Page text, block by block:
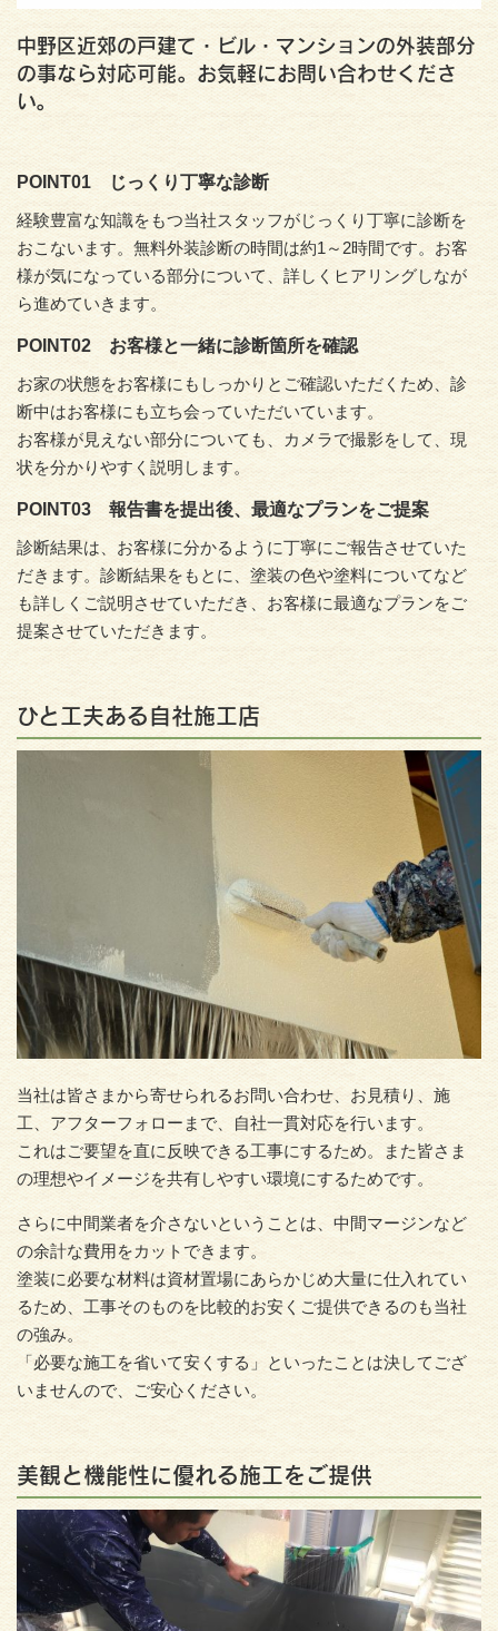
中野区近郊の戸建て・ビル・マンションの外装部分
の事なら対応可能。お気軽にお問い合わせくださ
い。
POINT01
じっくり丁寧な診断
経験豊富な知識をもつ当社スタッフがじっくり丁寧に診断を
おこないます。無料外装診断の時間は約1～2時間です。お客
様が気になっている部分について、詳しくヒアリングしなが
ら進めていきます。
POINT02 お客様と一緒に診断箇所を確認
お家の状態をお客様にもしっかりとご確認いただくため、診
断中はお客様にも立ち会っていただいています。
お客様が見えない部分についても、カメラで撮影をして、現
状を分かりやすく説明します。
POINT03 報告書を提出後、最適なプランをご提案
診断結果は、お客様に分かるように丁寧にご報告させていた
だきます。診断結果をもとに、塗装の色や塗料についてなど
も詳しくご説明させていただき、お客様に最適なプランをご
提案させていただきます。
ひと工夫ある自社施工店
当社は皆さまから寄せられるお問い合わせ、お見積り、施
工、アフターフォローまで、自社一貫対応を行います。
これはご要望を直に反映できる工事にするため。また皆さま
の理想やイメージを共有しやすい環境にするためです。
さらに中間業者を介さないということは、中間マージンなど
の余計な費用をカットできます。
塗装に必要な材料は資材置場にあらかじめ大量に仕入れてい
るため、工事そのものを比較的お安くご提供できるのも当社
の強み。
「必要な施工を省いて安くする」といったことは決してござ
いませんので、ご安心ください。
美観と機能性に優れる施工をご提供